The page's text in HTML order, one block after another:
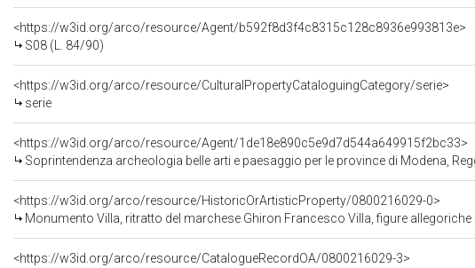
<https://w3id.org/arco/resource/Agent/b592f8d3f4c8315c128c8936e993813e>
S08 (L. 84/90)
<https://w3id.org/arco/resource/CulturalPropertyCataloguingCategory/serie>
serie
<https://w3id.org/arco/resource/Agent/1de18e890c5e9d7d544a649915f2bc33>
Soprintendenza archeologia belle arti e paesaggio per le province di Modena,
<https://w3id.org/arco/resource/HistoricOrArtisticProperty/0800216029-0>
Monumento Villa, ritratto del marchese Ghiron Francesco Villa, figure allegoriche e
<https://w3id.org/arco/resource/CatalogueRecordOA/0800216029-3>